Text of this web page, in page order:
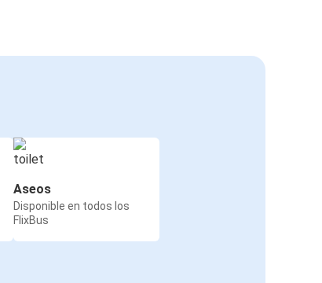
Aseos
Disponible en todos los
FlixBus